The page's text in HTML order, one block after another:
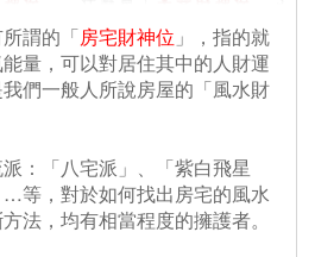
謂的「房宅財神位 」，指的就
量，可以對居住其中的人財運
們一般人所說房屋的「風水財
：「八宅派」、「紫白飛星
等，對於如何找出房宅的風水
法，均有相當程度的擁護者。